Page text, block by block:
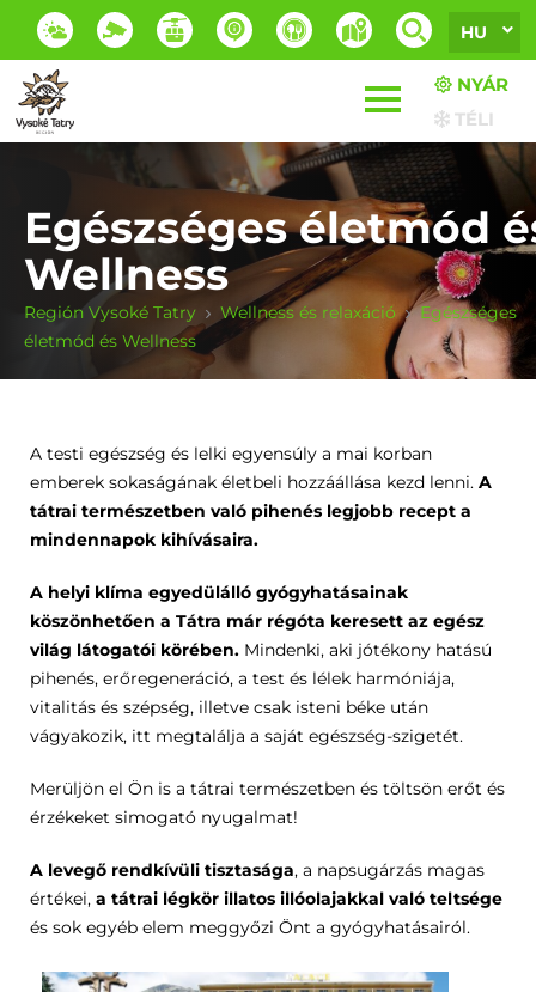
HU
NYÁR
TÉLI
Egészséges életmód
Wellness
Región Vysoké Tatry Wellness és relaxáció
Egészséges
életmód és Wellness
A testi egészség és lelki egyensúly a mai korban
emberek sokaságának életbeli hozzáállása kezd lenni. A
tátrai természetben való pihenés legjobb recept a
mindennapok kihívásaira.
A helyi klíma egyedülálló gyógyhatásainak
köszönhetően a Tátra már régóta keresett az egész
világ látogatói körében.Mindenki, aki jótékony hatású
pihenés, erőregeneráció, a test és lélek harmóniája,
vitalitás és szépség, illetve csak isteni béke után
vágyakozik, itt megtalálja a saját egészség-szigetét.
Merüljön el Ön is a tátrai természetben és töltsön erőt és
érzékeket simogató nyugalmat!
A levegő rendkívüli tisztasága, a napsugárzás magas
értékei, a tátrai légkör illatos illóolajakkal való teltsége
és sok egyéb elem meggyőzi Önt a gyógyhatásairól.